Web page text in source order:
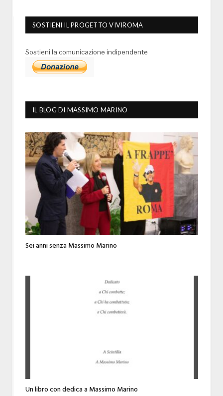
SOSTIENI IL PROGETTO VIVIROMA
Sostieni la comunicazione indipendente
IL BLOG DI MASSIMO MARINO
Sei anni senza Massimo Marino
Un libro con dedica a Massimo Marino